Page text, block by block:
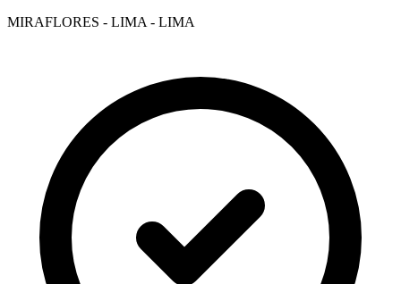
MIRAFLORES - LIMA - LIMA